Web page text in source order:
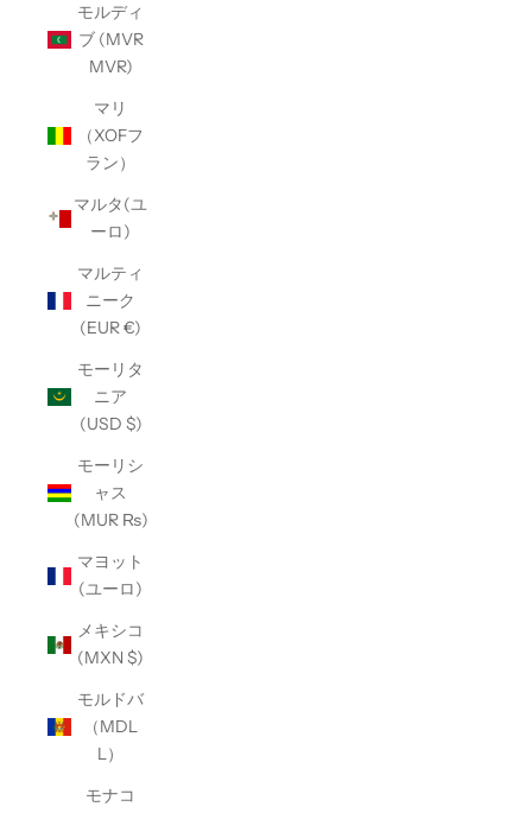
モルディ
ブ (MVR
MVR)
マリ
（XOFフ
ラン）
マルタ(ユ
ーロ)
マルティ
ニーク
(EUR €)
モーリタ
ニア
(USD $)
モーリシ
ャス
(MUR ₨)
マヨット
(ユーロ)
メキシコ
(MXN $)
モルドバ
（MDL
L）
モナコ